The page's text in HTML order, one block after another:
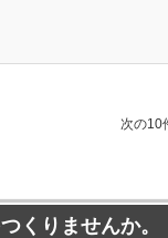
次の10
くりませんか。